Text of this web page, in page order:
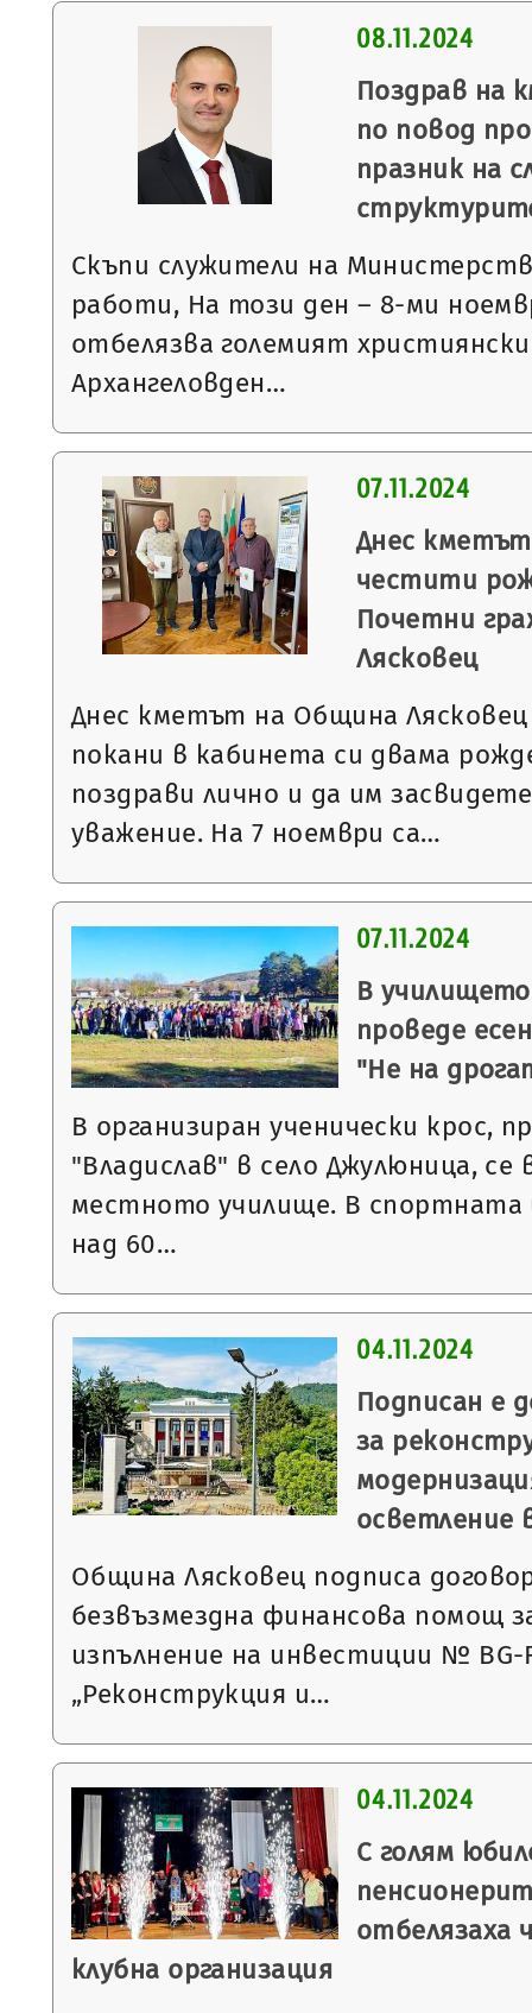
08.11.2024
Поздрав на
по повод
празник на
Скъпи служители на
работи, На този ден – 8-ми
отбелязва големият
Архангеловден…
07.11.2024
Днес
честити
Почетни
Лясковец
Днес кметът на Община
покани в кабинета си двама
поздрави лично и да им
уважение. На 7 ноември са…
07.11.2024
В
проведе
"Не на
В организиран ученически крос,
"Владислав" в село Джулюница,
местното училище. В спортната
над 60…
04.11.2024
Подписан е
за
осветление
Община Лясковец подписа договор
безвъзмездна финансова помощ
изпълнение на инвестиции № BG-
„Реконструкция и…
04.11.2024
С голям
отбелязаха
клубна организация